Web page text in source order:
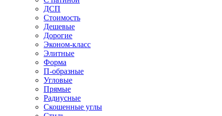
ДСП
Стоимость
Дешевые
Дорогие
Эконом-класс
Элитные
Форма
П-образные
Угловые
Прямые
Радиусные
Скошенные углы